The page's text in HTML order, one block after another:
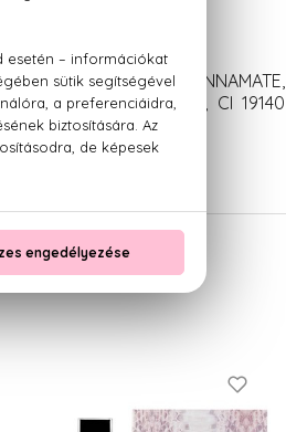
METHOXYCINNAMATE,
60730 (EXT. VIOLET 2), CI 19140
CITRAL